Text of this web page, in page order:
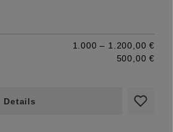
1.000 – 1.200,00 €
500,00 €
Details